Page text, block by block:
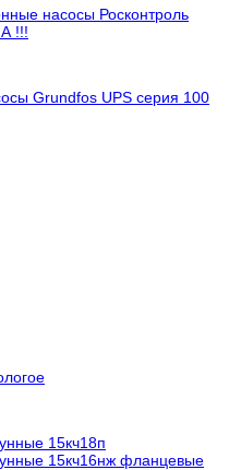
насосы Росконтроль
!!!
Grundfos UPS серия 100
15кч18п
15кч16нж фланцевые